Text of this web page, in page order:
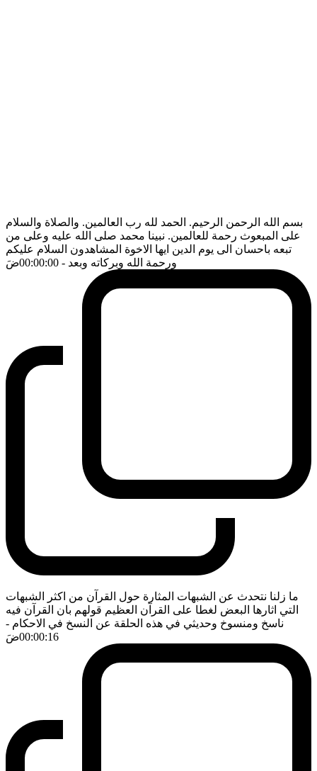
بسم الله الرحمن الرحيم. الحمد لله رب العالمين. والصلاة والسلام
على المبعوث رحمة للعالمين. نبينا محمد صلى الله عليه وعلى من
تبعه باحسان الى يوم الدين ايها الاخوة المشاهدون السلام عليكم
ورحمة الله وبركاته وبعد - 00:00:00 ضَ
ما زلنا نتحدث عن الشبهات المثارة حول القرآن من اكثر الشبهات
التي اثارها البعض لغطا على القرآن العظيم قولهم بان القرآن فيه
ناسخ ومنسوخ وحديثي في هذه الحلقة عن النسخ في الاحكام -
00:00:16ضَ